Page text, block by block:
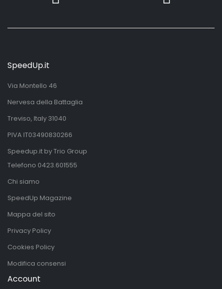
SpeedUp.it
Via Montello 46
Nervesa della Battaglia
Treviso, Italy 31040
PIVA IT03490830266
Speedup.it by Trio Group
Telefono 0423.601555
Chi siamo
SpeedUp Magazine
Mappa del sito
Privacy Policy
Cookies Policy
Modifica consensi
Account